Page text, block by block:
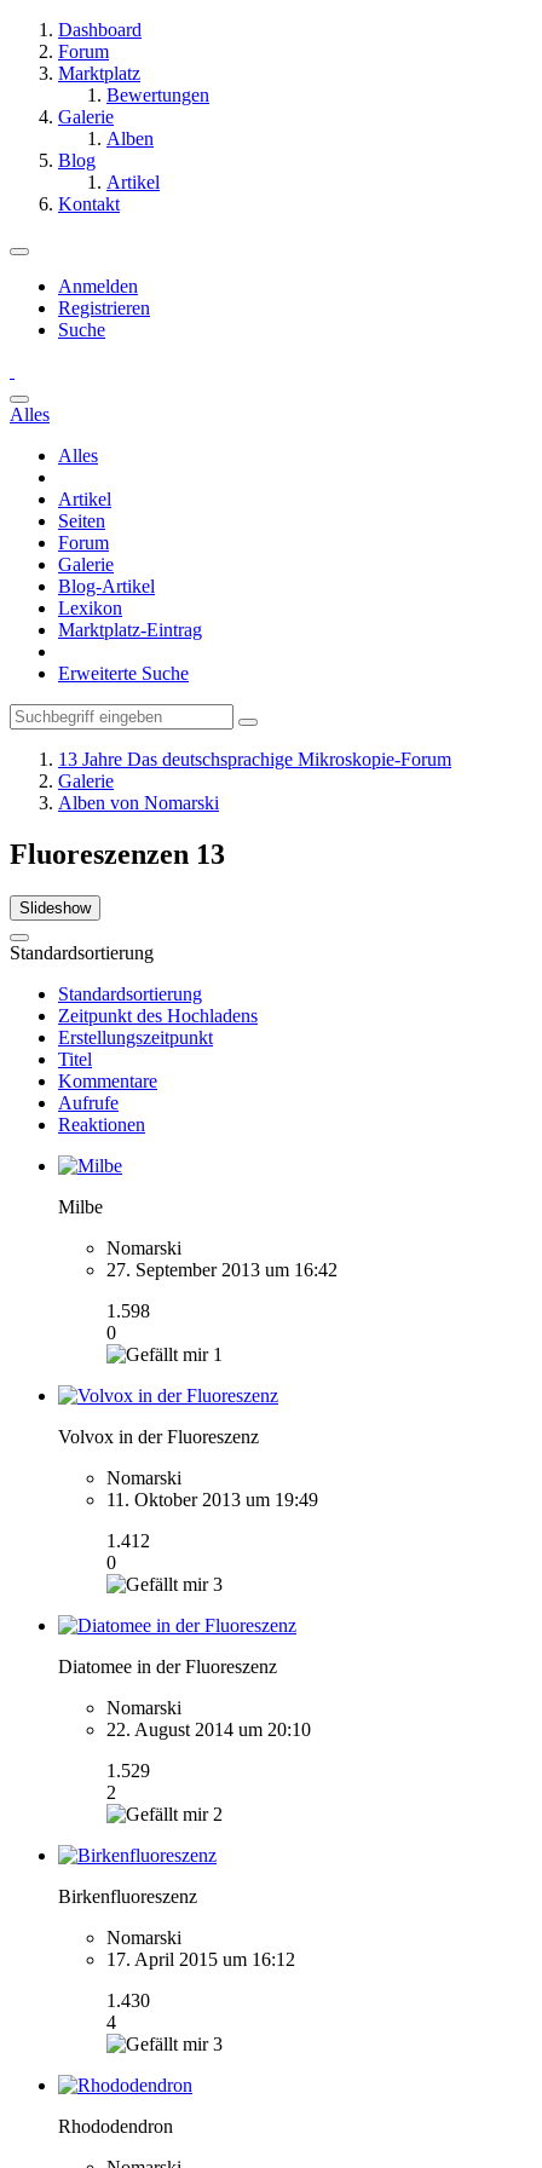
Dashboard
Forum
Marktplatz
Bewertungen
Galerie
Alben
Blog
Artikel
Kontakt
Anmelden
Registrieren
Suche
Alles
Alles
Artikel
Seiten
Forum
Galerie
Blog-Artikel
Lexikon
Marktplatz-Eintrag
Erweiterte Suche
13 Jahre Das deutschsprachige Mikroskopie-Forum
Galerie
Alben von Nomarski
Fluoreszenzen 13
Slideshow
Standardsortierung
Standardsortierung
Zeitpunkt des Hochladens
Erstellungszeitpunkt
Titel
Kommentare
Aufrufe
Reaktionen
Milbe
Nomarski
27. September 2013 um 16:42
1.598
0
1
Volvox in der Fluoreszenz
Nomarski
11. Oktober 2013 um 19:49
1.412
0
3
Diatomee in der Fluoreszenz
Nomarski
22. August 2014 um 20:10
1.529
2
2
Birkenfluoreszenz
Nomarski
17. April 2015 um 16:12
1.430
4
3
Rhododendron